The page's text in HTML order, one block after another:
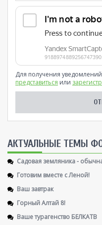
Для получения
представиться или
AКТУАЛЬНЫЕ ТЕМЫ
Садовая земляника -
Готовим вместе с Леной!
Ваш завтрак
Горный Алтай 8!
Ваше турагенство БЕЛКАТВ